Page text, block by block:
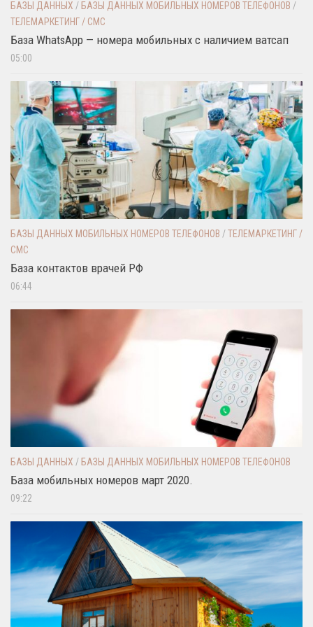
БАЗЫ ДАННЫХ / БАЗЫ ДАННЫХ МОБИЛЬНЫХ НОМЕРОВ ТЕЛЕФОНОВ /
ТЕЛЕМАРКЕТИНГ / СМС
База WhatsApp — номера мобильных с наличием ватсап
05:00
БАЗЫ ДАННЫХ МОБИЛЬНЫХ НОМЕРОВ ТЕЛЕФОНОВ /ТЕЛЕМАРКЕТИНГ /
СМС
База контактов врачей РФ
06:44
БАЗЫ ДАННЫХ / БАЗЫ ДАННЫХ МОБИЛЬНЫХ НОМЕРОВ ТЕЛЕФОНОВ
База мобильных номеров март 2020.
09:22